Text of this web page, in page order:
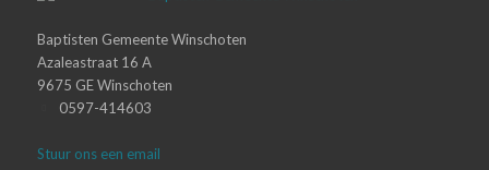
Baptisten Gemeente Winschoten
Azaleastraat 16 A
9675 GE Winschoten
0597-414603
Stuur ons een email